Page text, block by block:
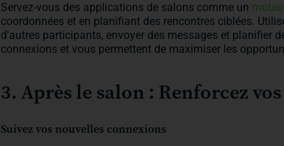
Servez-vous des applications de salons comme un
coordonnées et en planifiant des rencontres ciblées.
d'autres participants, envoyer des messages et planifier
connexions et vous permettent de maximiser les
3. Après le salon : Renforcez
Suivez vos nouvelles connexions